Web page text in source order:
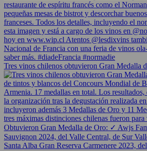
Tres vinos chilenos obtuvieron Gran Medalla